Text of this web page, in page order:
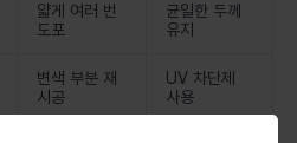
얇게 여러 번
도포
균일한 두께
유지
변색 부분 재
시공
UV 차단제
사용